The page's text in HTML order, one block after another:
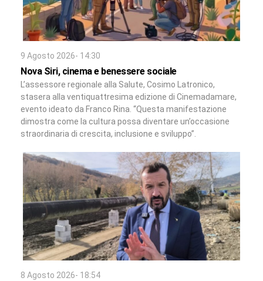
9 Agosto 2026- 14:30
Nova Siri, cinema e benessere sociale
L’assessore regionale alla Salute, Cosimo Latronico,
stasera alla ventiquattresima edizione di Cinemadamare,
evento ideato da Franco Rina. “Questa manifestazione
dimostra come la cultura possa diventare un’occasione
straordinaria di crescita, inclusione e sviluppo”.
8 Agosto 2026- 18:54